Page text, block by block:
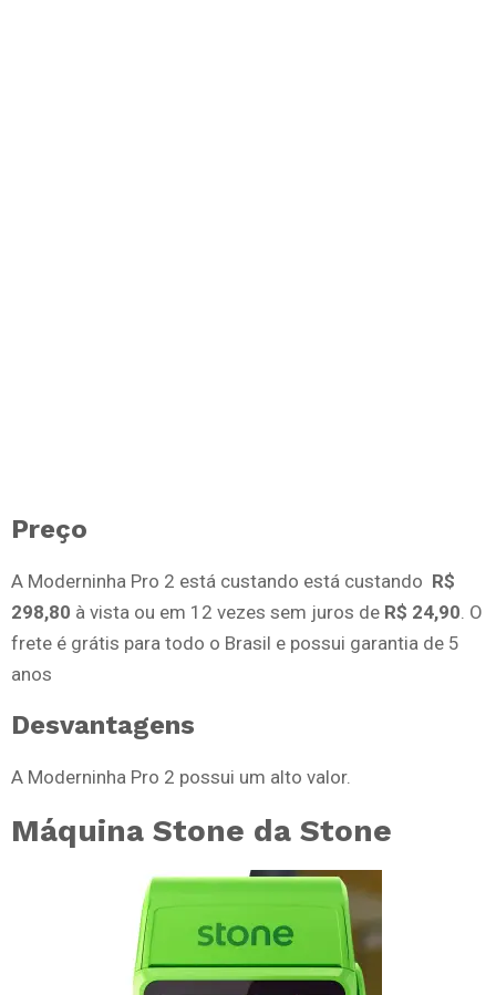
Preço
A Moderninha Pro 2 está custando está custando R$
298,80 à vista ou em 12 vezes sem juros de R$ 24,90. O
frete é grátis para todo o Brasil e possui garantia de 5
anos
Desvantagens
A Moderninha Pro 2 possui um alto valor.
Máquina Stone da Stone